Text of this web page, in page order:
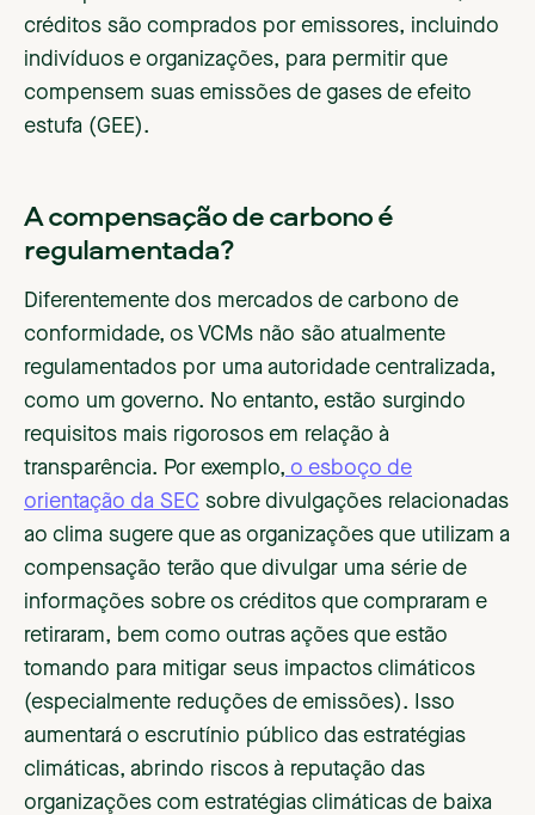
créditos são comprados por emissores, incluindo
indivíduos e organizações, para permitir que
compensem suas emissões de gases de efeito
estufa (GEE).
A compensação de carbono é
regulamentada?
Diferentemente dos mercados de carbono de
conformidade, os VCMs não são atualmente
regulamentados por uma autoridade centralizada,
como um governo. No entanto, estão surgindo
requisitos mais rigorosos em relação à
transparência. Por exemplo, o esboço de
orientação da SEC sobre divulgações relacionadas
ao clima sugere que as organizações que utilizam a
compensação terão que divulgar uma série de
informações sobre os créditos que compraram e
retiraram, bem como outras ações que estão
tomando para mitigar seus impactos climáticos
(especialmente reduções de emissões). Isso
aumentará o escrutínio público das estratégias
climáticas, abrindo riscos à reputação das
organizações com estratégias climáticas de baixa